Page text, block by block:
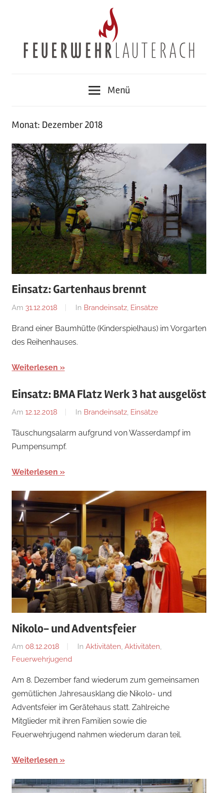
Lauterach
Menü
Monat: Dezember 2018
Einsatz: Gartenhaus brennt
Am 31.12.2018
Von
In Brandeinsatz, Einsätze
Brand einer Baumhütte (Kinderspielhaus) im Vorgarten
des Reihenhauses.
Weiterlesen
Einsatz: BMA Flatz Werk 3 hat ausgelöst
Am 12.12.2018
Von
In Brandeinsatz, Einsätze
Täuschungsalarm aufgrund von Wasserdampf im
Pumpensumpf.
Weiterlesen
Nikolo- und Adventsfeier
Am 08.12.2018
Von
In Aktivitäten, Aktivitäten,
Feuerwehrjugend
Am 8. Dezember fand wiederum zum gemeinsamen
gemütlichen Jahresausklang die Nikolo- und
Adventsfeier im Gerätehaus statt. Zahlreiche
Mitglieder mit ihren Familien sowie die
Feuerwehrjugend nahmen wiederum daran teil.
Weiterlesen